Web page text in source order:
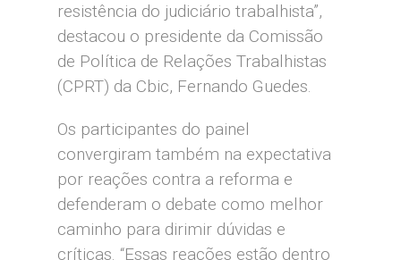
resistência do judiciário trabalhista”,
destacou o presidente da Comissão
de Política de Relações Trabalhistas
(CPRT) da Cbic, Fernando Guedes.
Os participantes do painel
convergiram também na expectativa
por reações contra a reforma e
defenderam o debate como melhor
caminho para dirimir dúvidas e
críticas. “Essas reações estão dentro